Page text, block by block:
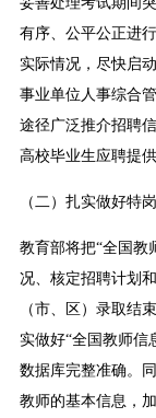
有序、公平公正进
实际情况，尽快启
事业单位人事综合
途径广泛推介招聘
高校毕业生应聘提供
（二）扎实做好特
教育部将把“全国教
况、核定招聘计划
（市、区）录取结
实做好“全国教师信
数据库完整准确。
教师的基本信息，